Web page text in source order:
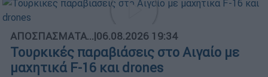
ΑΠΟΣΠΑΣΜΑΤΑ...|06.08.2026 19:34
Τουρκικές παραβιάσεις στο Αιγαίο με
μαχητικά F-16 και drones